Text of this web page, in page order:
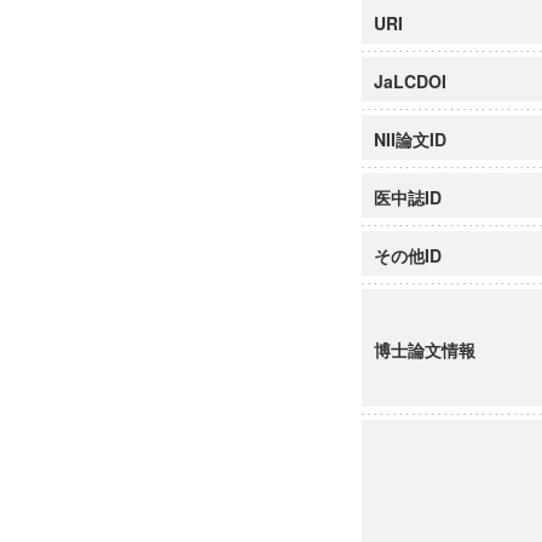
URI
JaLCDOI
NII論文ID
医中誌ID
その他ID
博士論文情報